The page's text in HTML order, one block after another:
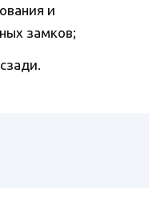
и
замков;